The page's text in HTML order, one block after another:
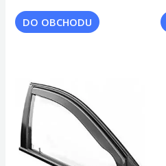
DO OBCHODU